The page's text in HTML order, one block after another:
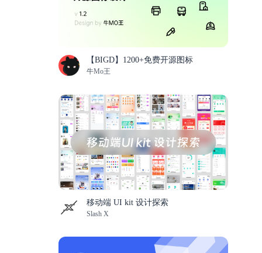
【BIGD】1200+免费开源图标
牛Mo王
移动端 UI kit 设计探索
Slash X